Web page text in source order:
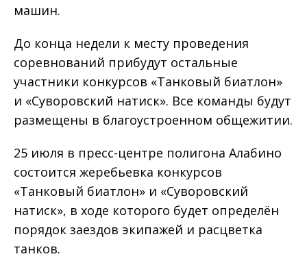
машин.
До конца недели к месту проведения
соревнований прибудут остальные
участники конкурсов «Танковый биатлон»
и «Суворовский натиск». Все команды будут
размещены в благоустроенном общежитии.
25 июля в пресс-центре полигона Алабино
состоится жеребьевка конкурсов
«Танковый биатлон» и «Суворовский
натиск», в ходе которого будет определён
порядок заездов экипажей и расцветка
танков.